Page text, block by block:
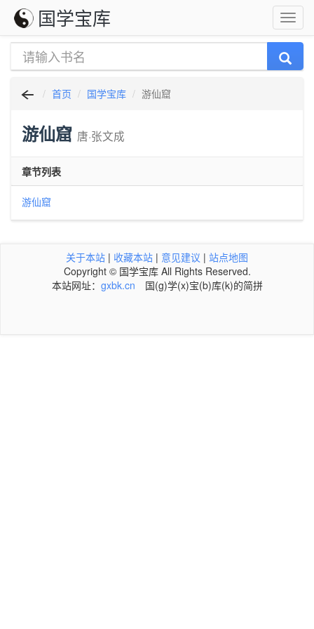
国学宝库
首页 国学宝库 游仙窟
游仙窟 唐·张文成
章节列表
游仙窟
关于本站 | 收藏本站 | 意见建议 | 站点地图
Copyright © 国学宝库 All Rights Reserved.
本站网址： gxbk.cn 国(g)学(x)宝(b)库(k)的简拼